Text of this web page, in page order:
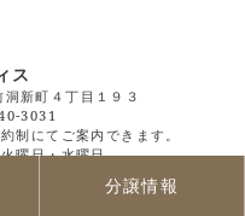
ス
新町４丁目１９３
3031
制にてご案内できます。
曜日・水曜日
分譲情報